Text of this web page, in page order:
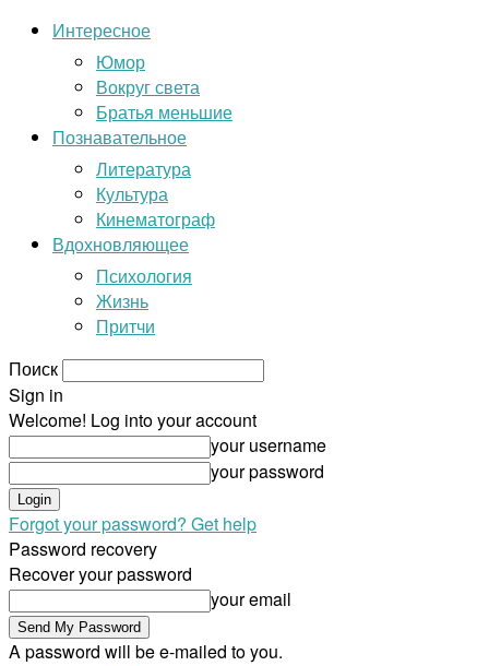
Интересное
Юмор
Вокруг света
Братья меньшие
Познавательное
Литература
Культура
Кинематограф
Вдохновляющее
Психология
Жизнь
Притчи
Поиск
Sign in
Welcome! Log into your account
your username
your password
Forgot your password? Get help
Password recovery
Recover your password
your email
A password will be e-mailed to you.